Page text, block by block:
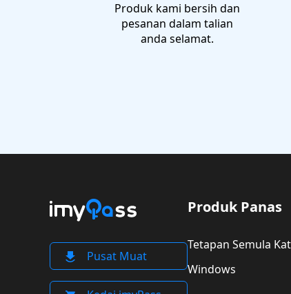
Produk kami bersih dan
pesanan dalam talian
anda selamat.
Pusat Muat
Turun
Produk Panas
Tetapan Semula
Windows